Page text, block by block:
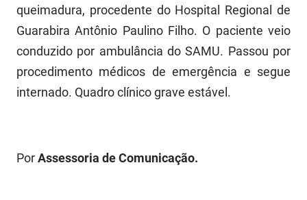
SUPLAN
UEPB
queimadura, procedente do Hospital Regional de
Guarabira Antônio Paulino Filho. O paciente veio
conduzido por ambulância do SAMU. Passou por
procedimento médicos de emergência e segue
internado. Quadro clínico grave estável.
PorAssessoria de Comunicação.